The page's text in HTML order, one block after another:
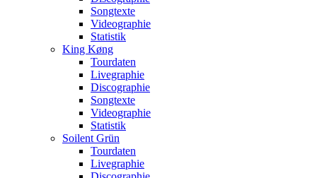
Songtexte
Videographie
Statistik
King Køng
Tourdaten
Livegraphie
Discographie
Songtexte
Videographie
Statistik
Soilent Grün
Tourdaten
Livegraphie